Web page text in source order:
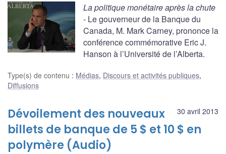
La politique monétaire après la chute
- Le gouverneur de la Banque du
Canada, M. Mark Carney, prononce la
conférence commémorative Eric J.
Hanson à l’Université de l’Alberta.
Type(s) de contenu : Médias, Discours et activités publiques,
Diffusions
30 avril 2013
Dévoilement des nouveaux
billets de banque de 5 $ et 10 $ en
polymère (Audio)